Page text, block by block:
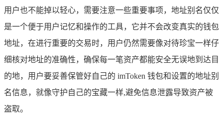
用户也不能掉以轻心，需要注意一些重要事项，地址别名仅仅
是一个便于用户记忆和操作的工具，它并不会改变真实的钱包
地址，在进行重要的交易时，用户仍然需要像对待珍宝一样仔
细核对地址的准确性，确保每一笔资产都能安全无误地到达目
的地，用户要妥善保管好自己的 imToken 钱包和设置的地址别
名信息，就像守护自己的宝藏一样,避免信息泄露导致资产被
盗取。